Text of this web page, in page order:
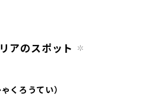
アのスポット
くろうてい）